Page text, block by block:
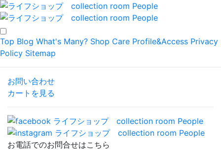
Top Blog What's Many? Shop Care Profile&Access Privacy
Policy Sitemap
お問い合わせ
カートを見る
お電話でのお問合せはこちら